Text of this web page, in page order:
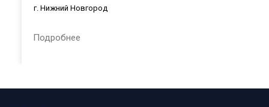
г. Нижний Новгород
Подробнее